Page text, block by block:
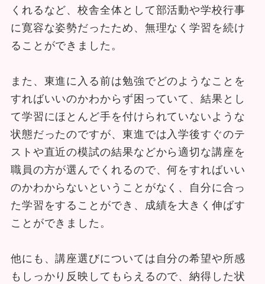
くれるなど、校舎全体として部活動や学校行事
に寛容な姿勢だったため、無理なく学習を続け
ることができました。
また、東進に入る前は勉強でどのようなことを
すればいいのかわからず困っていて、結果とし
て学習にほとんど手を付けられていないような
状態だったのですが、東進では入学後すぐのテ
ストや直近の模試の結果などから適切な講座を
職員の方が選んでくれるので、何をすればいい
のかわからないということがなく、自分に合っ
た学習をすることができ、成績を大きく伸ばす
ことができました。
他にも、講座選びについては自分の希望や所感
もしっかり反映してもらえるので、納得した状